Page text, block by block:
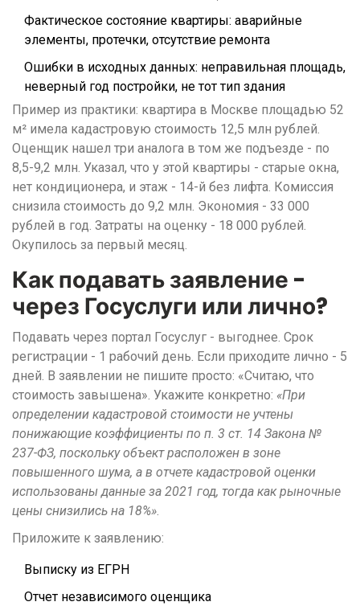
Фактическое состояние квартиры: аварийные
элементы, протечки, отсутствие ремонта
Ошибки в исходных данных: неправильная площадь,
неверный год постройки, не тот тип здания
Пример из практики: квартира в Москве площадью 52
м² имела кадастровую стоимость 12,5 млн рублей.
Оценщик нашел три аналога в том же подъезде - по
8,5-9,2 млн. Указал, что у этой квартиры - старые окна,
нет кондиционера, и этаж - 14-й без лифта. Комиссия
снизила стоимость до 9,2 млн. Экономия - 33 000
рублей в год. Затраты на оценку - 18 000 рублей.
Окупилось за первый месяц.
Как подавать заявление -
через Госуслуги или лично?
Подавать через портал Госуслуг - выгоднее. Срок
регистрации - 1 рабочий день. Если приходите лично - 5
дней. В заявлении не пишите просто: «Считаю, что
стоимость завышена». Укажите конкретно: «При
определении кадастровой стоимости не учтены
понижающие коэффициенты по п. 3 ст. 14 Закона №
237-ФЗ, поскольку объект расположен в зоне
повышенного шума, а в отчете кадастровой оценки
использованы данные за 2021 год, тогда как рыночные
цены снизились на 18%».
Приложите к заявлению:
Выписку из ЕГРН
Отчет независимого оценщика